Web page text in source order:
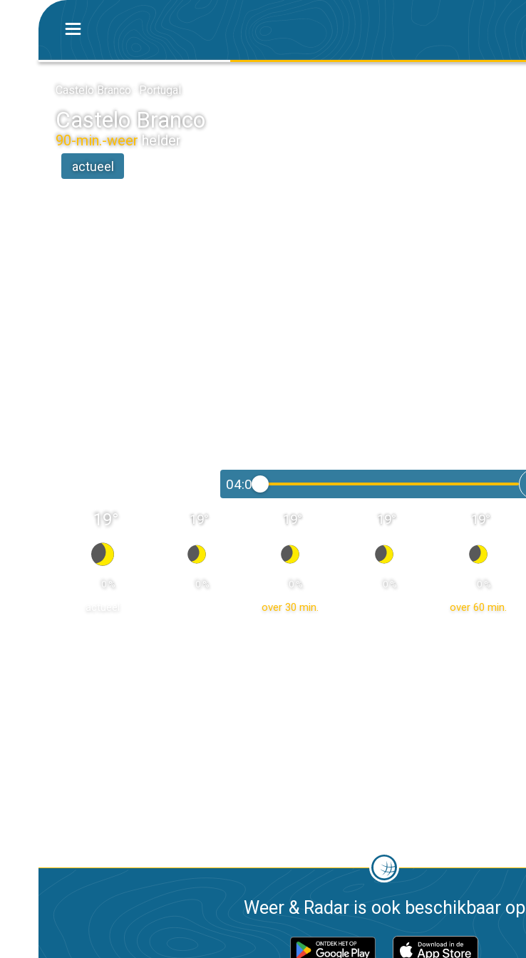
Castelo Branco · Portugal
Castelo Branco
90-min.-weer helder
actueel
04:00
19°
0 %
19°
0 %
over 30 min.
19°
0 %
19°
0 %
over 60 min.
19°
0 %
Weer & Radar is ook beschikbaar op